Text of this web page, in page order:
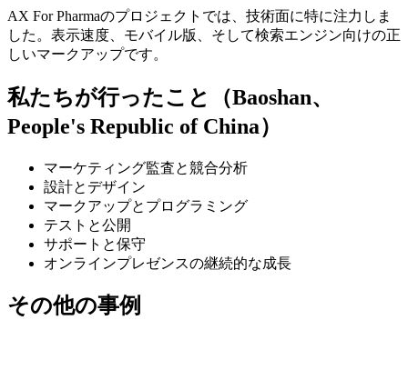
AX For Pharmaのプロジェクトでは、技術面に特に注力しま
した。表示速度、モバイル版、そして検索エンジン向けの正
しいマークアップです。
私たちが行ったこと（Baoshan、
People's Republic of China）
マーケティング監査と競合分析
設計とデザイン
マークアップとプログラミング
テストと公開
サポートと保守
オンラインプレゼンスの継続的な成長
その他の事例